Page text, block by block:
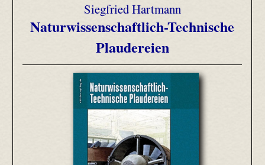
Siegfried Hartmann
Naturwissenschaftlich-Technische
Plaudereien